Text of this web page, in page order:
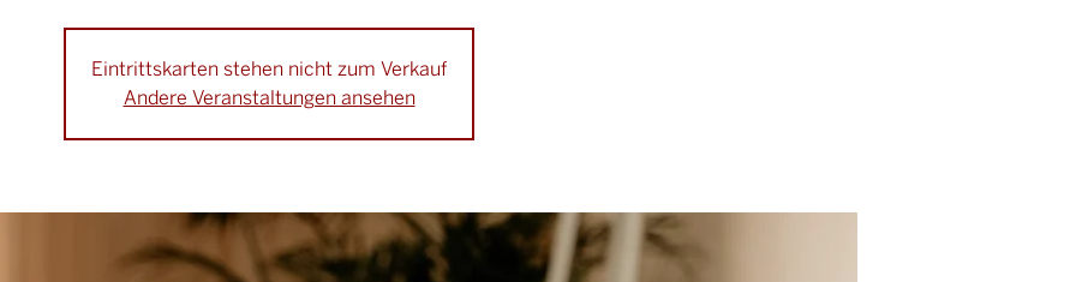
Eintrittskarten stehen nicht zum Verkauf
Andere Veranstaltungen ansehen